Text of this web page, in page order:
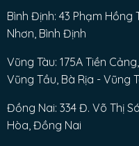
Bình Định: 43 Phạm Hồng
Nhơn, Bình Định
Vũng Tàu: 175A Tiền
Vũng Tầu, Bà Rịa - Vũng
Đồng Nai: 334 Đ. Võ Thị
Hòa, Đồng Nai